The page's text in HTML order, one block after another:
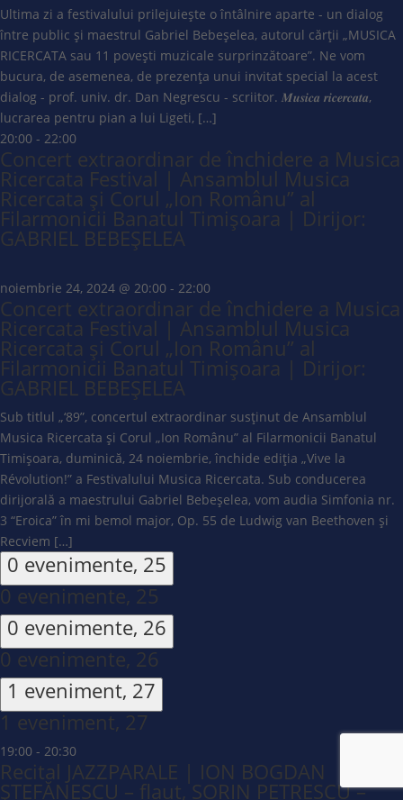
Ultima zi a festivalului prilejuiește o întâlnire aparte - un dialog
între public și maestrul Gabriel Bebeșelea, autorul cărții „MUSICA
RICERCATA sau 11 povești muzicale surprinzătoare”. Ne vom
bucura, de asemenea, de prezența unui invitat special la acest
dialog - prof. univ. dr. Dan Negrescu - scriitor. 𝑴𝒖𝒔𝒊𝒄𝒂 𝒓𝒊𝒄𝒆𝒓𝒄𝒂𝒕𝒂,
lucrarea pentru pian a lui Ligeti, […]
20:00 - 22:00
Concert extraordinar de închidere a Musica
Ricercata Festival | Ansamblul Musica
Ricercata și Corul „Ion Românu” al
Filarmonicii Banatul Timișoara | Dirijor:
GABRIEL BEBEȘELEA
noiembrie 24, 2024 @ 20:00 - 22:00
Concert extraordinar de închidere a Musica
Ricercata Festival | Ansamblul Musica
Ricercata și Corul „Ion Românu” al
Filarmonicii Banatul Timișoara | Dirijor:
GABRIEL BEBEȘELEA
Sub titlul „‘89”, concertul extraordinar susținut de Ansamblul
Musica Ricercata și Corul „Ion Românu” al Filarmonicii Banatul
Timișoara, duminică, 24 noiembrie, închide ediția „Vive la
Révolution!” a Festivalului Musica Ricercata. Sub conducerea
dirijorală a maestrului Gabriel Bebeșelea, vom audia Simfonia nr.
3 “Eroica” în mi bemol major, Op. 55 de Ludwig van Beethoven și
Recviem […]
0 evenimente, 25
0 evenimente, 25
0 evenimente, 26
0 evenimente, 26
1 eveniment, 27
1 eveniment, 27
19:00 - 20:30
Recital JAZZPARALE | ION BOGDAN
ȘTEFĂNESCU – flaut, SORIN PETRESCU –